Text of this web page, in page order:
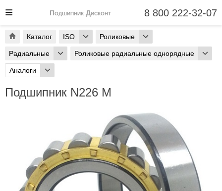
Каталог ISO Роликовые
Радиальные Роликовые радиальные однорядные
Аналоги
Подшипник N226 M
Подшипник Дисконт 8 800 222-32-07